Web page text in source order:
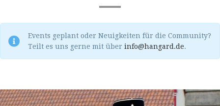
Events geplant oder Neuigkeiten für die Community?
Teilt es uns gerne mit über info@hangard.de.